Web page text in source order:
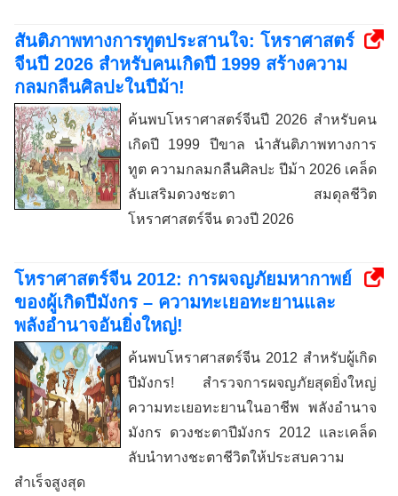
สันติภาพทางการทูตประสานใจ: โหราศาสตร์
จีนปี 2026 สำหรับคนเกิดปี 1999 สร้างความ
กลมกลืนศิลปะในปีม้า!
ค้นพบโหราศาสตร์จีนปี 2026 สำหรับคน
เกิดปี 1999 ปีขาล นำสันติภาพทางการ
ทูต ความกลมกลืนศิลปะ ปีม้า 2026 เคล็ด
ลับเสริมดวงชะตา สมดุลชีวิต
โหราศาสตร์จีน ดวงปี 2026
โหราศาสตร์จีน 2012: การผจญภัยมหากาพย์
ของผู้เกิดปีมังกร – ความทะเยอทะยานและ
พลังอำนาจอันยิ่งใหญ่!
ค้นพบโหราศาสตร์จีน 2012 สำหรับผู้เกิด
ปีมังกร! สำรวจการผจญภัยสุดยิ่งใหญ่
ความทะเยอทะยานในอาชีพ พลังอำนาจ
มังกร ดวงชะตาปีมังกร 2012 และเคล็ด
ลับนำทางชะตาชีวิตให้ประสบความ
สำเร็จสูงสุด